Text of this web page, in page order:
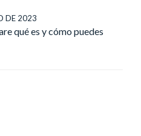
DE 2023
qué es y cómo puedes